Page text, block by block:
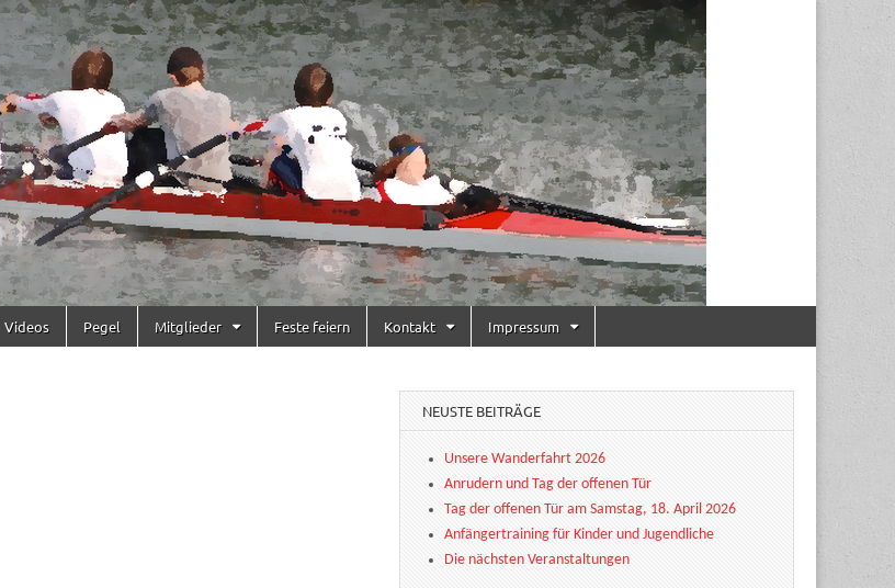
Videos Pegel Mitglieder Feste feiern Kontakt Impressum
NEUSTE BEITRÄGE
Unsere Wanderfahrt 2026
Anrudern und Tag der offenen Tür
Tag der offenen Tür am Samstag, 18. April 2026
Anfängertraining für Kinder und Jugendliche
Die nächsten Veranstaltungen